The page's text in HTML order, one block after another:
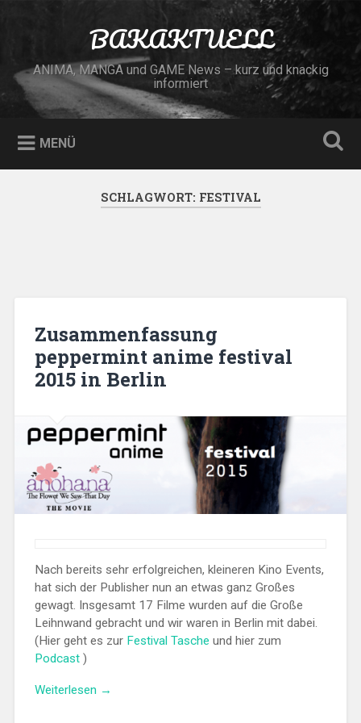
BAKAKTUELL
ANIMA, MANGA und GAME News – kurz und knackig
informiert
MENÜ
SCHLAGWORT: FESTIVAL
Zusammenfassung
peppermint anime festival
2015 in Berlin
Nach bereits sehr erfolgreichen, kleineren Kino Events,
hat sich der Publisher nun an etwas ganz Großes
gewagt. Insgesamt 17 Filme wurden auf die Große
Leihnwand gebracht und wir waren in Berlin mit dabei.
(Hier geht es zur Festival Tasche und hier zum
Podcast)
Weiterlesen „Zusammenfassung
→